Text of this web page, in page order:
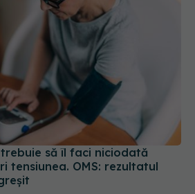
să îl faci niciodată
tensiunea. OMS: rezultatul